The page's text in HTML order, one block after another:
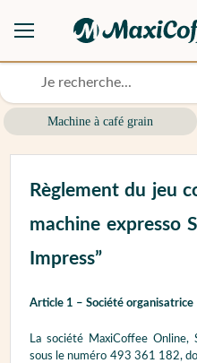
Machine à café grain
Règlement du jeu
machine expresso
Impress”
Article 1 – Société organisatrice
La société MaxiCoffee Online,
sous le numéro 493 361 182,